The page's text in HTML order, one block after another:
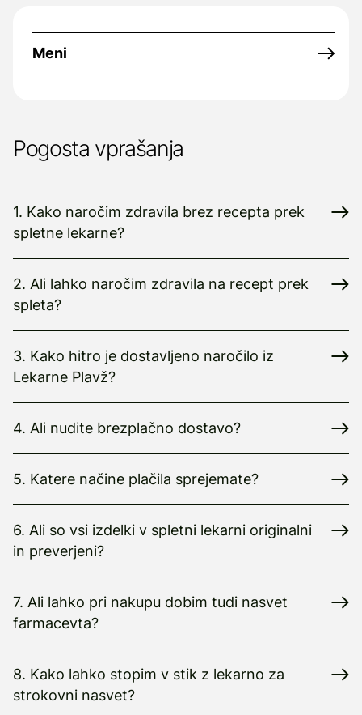
Meni
Pogosta vprašanja
1. Kako naročim zdravila brez recepta prek
spletne lekarne?
2. Ali lahko naročim zdravila na recept prek
spleta?
3. Kako hitro je dostavljeno naročilo iz
Lekarne Plavž?
4. Ali nudite brezplačno dostavo?
5. Katere načine plačila sprejemate?
6. Ali so vsi izdelki v spletni lekarni originalni
in preverjeni?
7. Ali lahko pri nakupu dobim tudi nasvet
farmacevta?
8. Kako lahko stopim v stik z lekarno za
strokovni nasvet?